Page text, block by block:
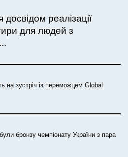
реалізації
для людей з
на зустріч із переможцем Global
бронзу чемпіонату України з пара